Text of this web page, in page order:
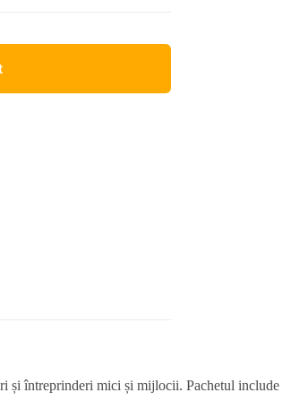
și întreprinderi mici și mijlocii. Pachetul include